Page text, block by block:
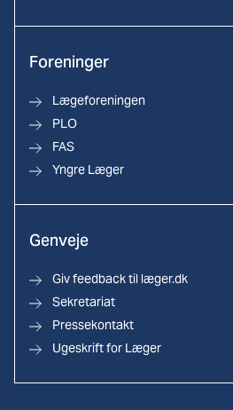
Foreninger
Lægeforeningen
PLO
FAS
Yngre Læger
Genveje
Giv feedback til læger.dk
Sekretariat
Pressekontakt
Ugeskrift for Læger